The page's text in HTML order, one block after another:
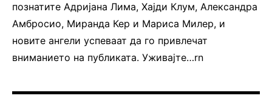
познатите Адријана Лима, Хајди Клум, Александра
Амбросио, Миранда Кер и Мариса Милер, и
новите ангели успеваат да го привлечат
вниманието на публиката. Уживајте…rn